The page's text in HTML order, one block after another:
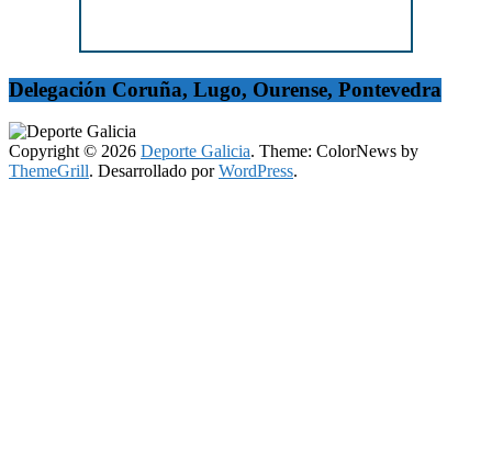
Delegación Coruña, Lugo, Ourense, Pontevedra
Copyright © 2026 Deporte Galicia. Theme: ColorNews by
ThemeGrill. Desarrollado porWordPress.